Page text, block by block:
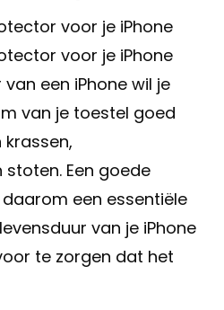
voor je iPhone
voor je iPhone
een iPhone wil je
van je toestel goed
Een goede
een essentiële
van je iPhone
te zorgen dat het